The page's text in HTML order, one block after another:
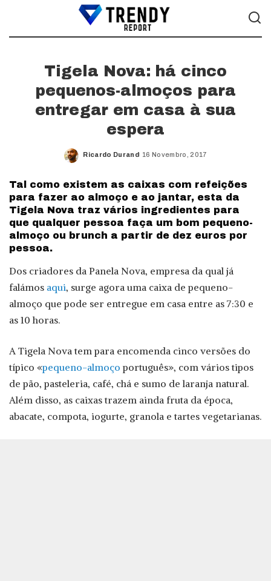
Tigela Nova: há cinco
pequenos-almoços para
entregar em casa à sua
espera
Posted
Ricardo Durand 16 Novembro, 2017
Tal como existem as caixas com refeições
para fazer ao almoço e ao jantar, esta da
Tigela Nova traz vários ingredientes para
que qualquer pessoa faça um bom pequeno-
almoço ou brunch a partir de dez euros por
pessoa.
Dos criadores da Panela Nova, empresa da qual já
falámos aqui, surge agora uma caixa de pequeno-
almoço que pode ser entregue em casa entre as 7:30 e
as 10 horas.
A Tigela Nova tem para encomenda cinco versões do
típico «pequeno-almoço português», com vários tipos
de pão, pasteleria, café, chá e sumo de laranja natural.
Além disso, as caixas trazem ainda fruta da época,
abacate, compota, iogurte, granola e tartes vegetarianas.